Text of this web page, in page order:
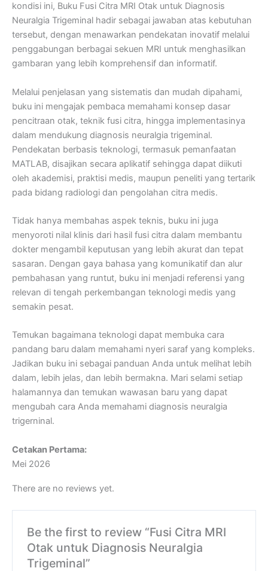
kondisi ini, Buku Fusi Citra MRI Otak untuk Diagnosis
Neuralgia Trigeminal hadir sebagai jawaban atas kebutuhan
tersebut, dengan menawarkan pendekatan inovatif melalui
penggabungan berbagai sekuen MRI untuk menghasilkan
gambaran yang lebih komprehensif dan informatif.
Melalui penjelasan yang sistematis dan mudah dipahami,
buku ini mengajak pembaca memahami konsep dasar
pencitraan otak, teknik fusi citra, hingga implementasinya
dalam mendukung diagnosis neuralgia trigeminal.
Pendekatan berbasis teknologi, termasuk pemanfaatan
MATLAB, disajikan secara aplikatif sehingga dapat diikuti
oleh akademisi, praktisi medis, maupun peneliti yang tertarik
pada bidang radiologi dan pengolahan citra medis.
Tidak hanya membahas aspek teknis, buku ini juga
menyoroti nilal klinis dari hasil fusi citra dalam membantu
dokter mengambil keputusan yang lebih akurat dan tepat
sasaran. Dengan gaya bahasa yang komunikatif dan alur
pembahasan yang runtut, buku ini menjadi referensi yang
relevan di tengah perkembangan teknologi medis yang
semakin pesat.
Temukan bagaimana teknologi dapat membuka cara
pandang baru dalam memahami nyeri saraf yang kompleks.
Jadikan buku ini sebagai panduan Anda untuk melihat lebih
dalam, lebih jelas, dan lebih bermakna. Mari selami setiap
halamannya dan temukan wawasan baru yang dapat
mengubah cara Anda memahami diagnosis neuralgia
trigerninal.
Cetakan Pertama:
Mei 2026
There are no reviews yet.
Be the first to review “Fusi Citra MRI
Otak untuk Diagnosis Neuralgia
Trigeminal”